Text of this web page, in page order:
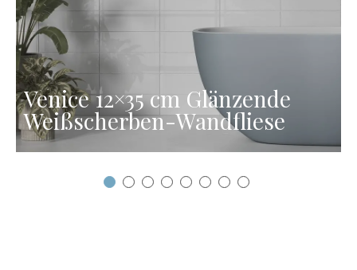
Venice 12×35 cm Glänzende
Weißscherben-Wandfliese